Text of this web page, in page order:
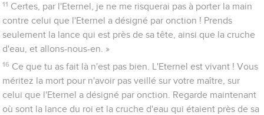
11 Certes, par l'Eternel, je ne me risquerai pas à porter la main
contre celui que l'Eternel a désigné par onction ! Prends
seulement la lance qui est près de sa tête, ainsi que la cruche
d'eau, et allons-nous-en. »
16 Ce que tu as fait là n'est pas bien. L'Eternel est vivant ! Vous
méritez la mort pour n'avoir pas veillé sur votre maître, sur
celui que l'Eternel a désigné par onction. Regarde maintenant
où sont la lance du roi et la cruche d'eau qui étaient près de sa